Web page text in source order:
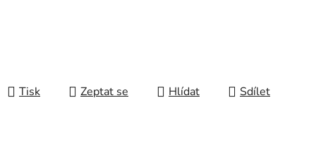
Tisk Zeptat se Hlídat Sdílet